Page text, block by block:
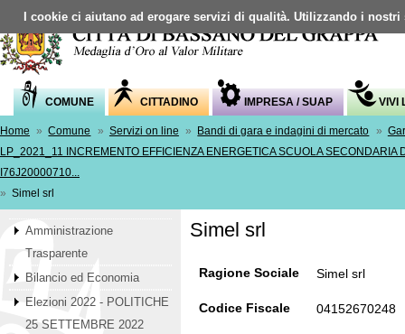
COMUNE CITTADINO IMPRESA / SUAP VIVI
Home » Comune » Servizi on line » Bandi di gara e indagini di mercato »
LP_2021_11 INCREMENTO EFFICIENZA ENERGETICA SCUOLA
I76J20000710...
» Simel srl
Amministrazione
Trasparente
Bilancio ed Economia
Elezioni 2022 - POLITICHE
25 SETTEMBRE 2022
Simel srl
Ragione Sociale Simel srl
Codice Fiscale 04152670248
I cookie ci aiutano ad erogare servizi di qualità. Utilizzando i